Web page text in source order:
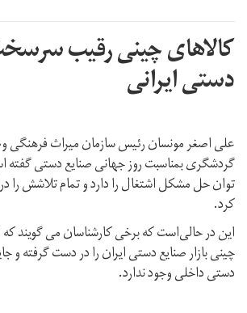
کالاهای چینی رقیب
دستی ایرانی
علی اصغر مونسان رئیس سازمان میراث فرهنگی
گردشگری بمناسبت روز جهانی صنایع دستی
توان حل مشکل اشتغال را دارد و تمام تلاشش را
کرد.
این در حالی‌است که برخی کارشناسان می گویند
چینی بازار صنایع دستی ایران را در دست گرفته‌ و
دستی داخلی وجود ندارد.